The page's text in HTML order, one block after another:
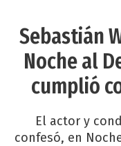
Sebastián
Noche al
cumplió
El actor y
confesó, en